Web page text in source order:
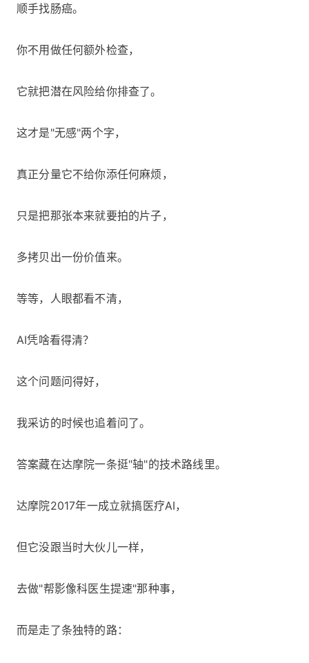
顺手找肠癌。
你不用做任何额外检查，
它就把潜在风险给你排查了。
这才是"无感"两个字，
真正分量它不给你添任何麻烦，
只是把那张本来就要拍的片子，
多拷贝出一份价值来。
等等，人眼都看不清，
AI凭啥看得清？
这个问题问得好，
我采访的时候也追着问了。
答案藏在达摩院一条挺"轴"的技术路线里。
达摩院2017年一成立就搞医疗AI，
但它没跟当时大伙儿一样，
去做"帮影像科医生提速"那种事，
而是走了条独特的路：